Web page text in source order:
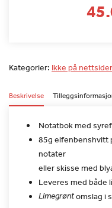
Kategorier: Ikke på nettsider
Beskrivelse
Notatbok med
85g elfenbenshvitt
notater
eller skisse med
Leveres med både
Limegrøntomslag i